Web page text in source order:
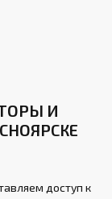
И
доступ к